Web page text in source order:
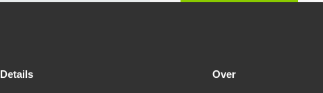
Details Over